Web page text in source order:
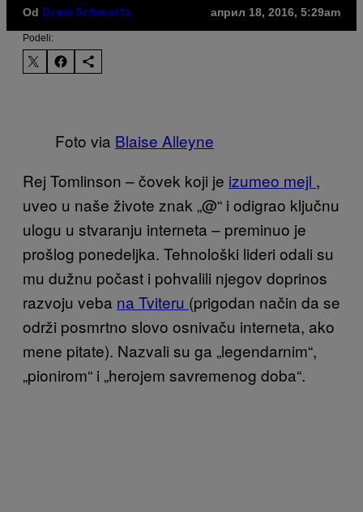
Od Drew Schwartz април 18, 2016, 5:29am
Podeli:
Foto via Blaise Alleyne
Rej Tomlinson – čovek koji je izumeo mejl ,
uveo u naše živote znak „@“ i odigrao ključnu
ulogu u stvaranju interneta – preminuo je
prošlog ponedeljka. Tehnološki lideri odali su
mu dužnu počast i pohvalili njegov doprinos
razvoju veba na Tviteru (prigodan način da se
održi posmrtno slovo osnivaču interneta, ako
mene pitate). Nazvali su ga „legendarnim“,
„pionirom“ i „herojem savremenog doba“.